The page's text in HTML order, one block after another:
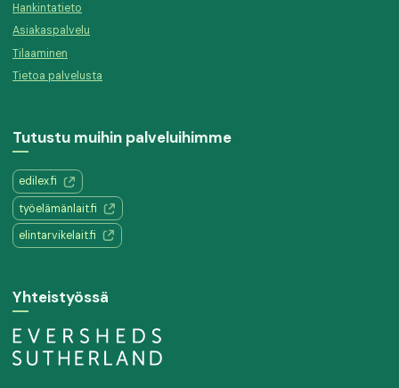
Hankintatieto
Asiakaspalvelu
Tilaaminen
Tietoa palvelusta
Tutustu muihin palveluihimme
edilex.fi
työelämänlait.fi
elintarvikelait.fi
Yhteistyössä